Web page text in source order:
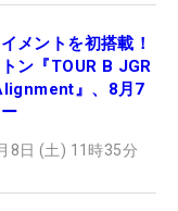
メントを初搭載！
ン『TOUR B JGR
』、8月7
8日 (土) 11時35分